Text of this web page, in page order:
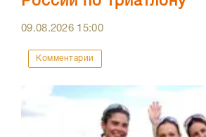
09.08.2026 15:00
Комментарии